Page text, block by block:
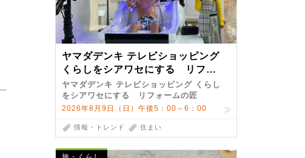
ヤマダデンキ テレビショッピング
くらしをシアワセにする リフォ
ームの匠 第7弾
ヤマダデンキ テレビショッピング くらし
をシアワセにする リフォームの匠
2026年8月9日（日）午後5：00～6：00
情報・トレンド 住まい